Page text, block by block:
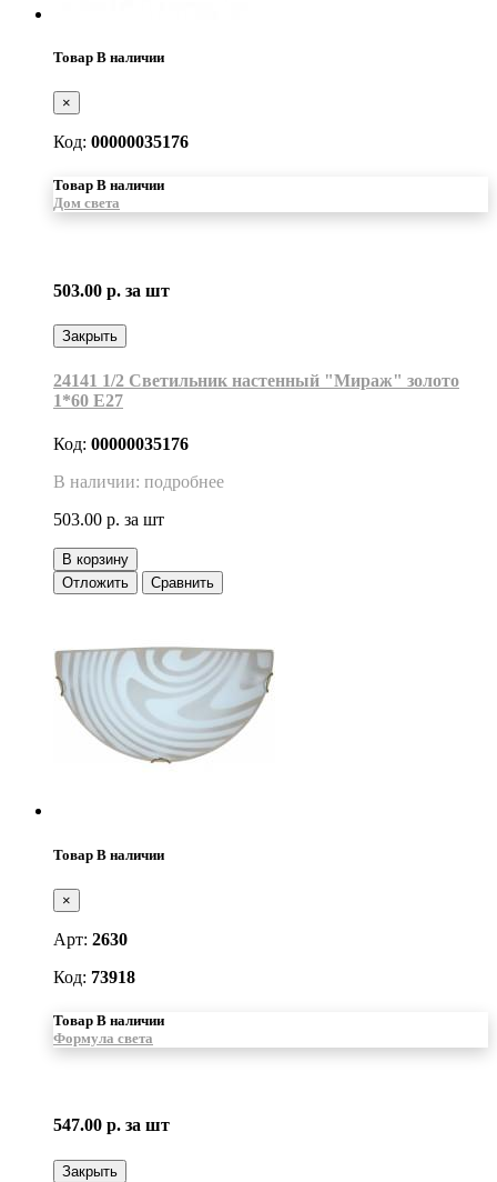
Товар В наличии
×
Код: 00000035176
Товар В наличии
Дом света
503.00 р. за шт
Закрыть
24141 1/2 Светильник настенный "Мираж" золото
1*60 Е27
Код: 00000035176
В наличии: подробнее
503.00 р. за шт
В корзину
Отложить
Сравнить
Товар В наличии
×
Арт: 2630
Код: 73918
Товар В наличии
Формула света
547.00 р. за шт
Закрыть